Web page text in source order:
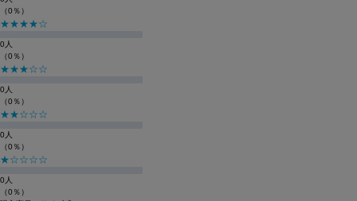
（0％）
★★★★☆
0人
（0％）
★★★☆☆
0人
（0％）
★★☆☆☆
0人
（0％）
★☆☆☆☆
0人
（0％）